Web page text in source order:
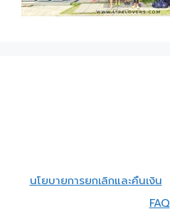
นโยบายการยกเลิกและคืนเงิน
FAQ